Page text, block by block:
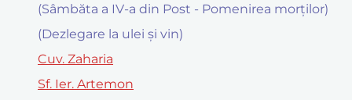
(Sâmbăta a IV-a din Post - Pomenirea morţilor)
(Dezlegare la ulei şi vin)
Cuv. Zaharia
Sf. Ier. Artemon